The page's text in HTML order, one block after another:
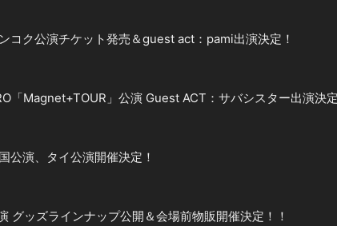
ク公演チケット発売＆guest act：pami出演決定！
「Magnet+TOUR」公演 Guest ACT：サバシスター出演決
演、タイ公演開催決定！
グッズラインナップ公開＆会場前物販開催決定！！